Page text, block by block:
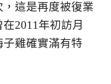
這是再度被復業
在2011年初訪月
子雞確實滿有特